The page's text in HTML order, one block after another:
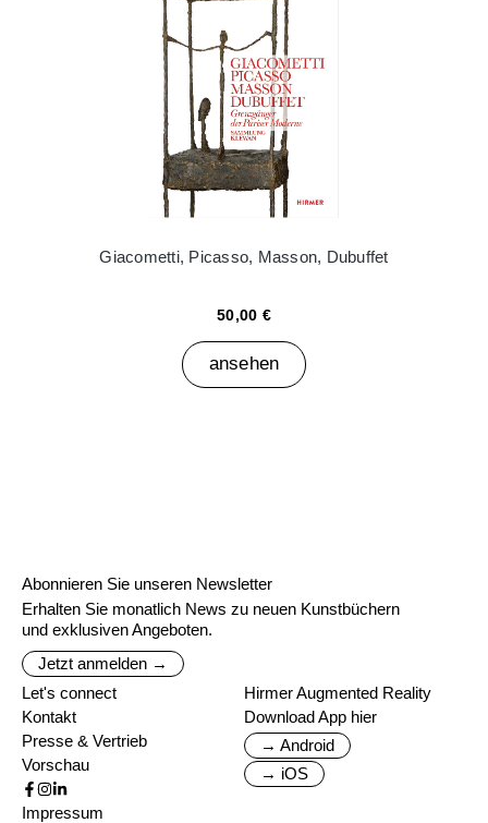
Giacometti, Picasso, Masson, Dubuffet
50,00 €
ansehen
Abonnieren Sie unseren Newsletter
Erhalten Sie monatlich News zu neuen Kunstbüchern
und exklusiven Angeboten.
Jetzt anmelden →
Let's connect
Kontakt
Presse & Vertrieb
Vorschau
Hirmer Augmented Reality
Download App hier
→ Android
→ iOS
Impressum